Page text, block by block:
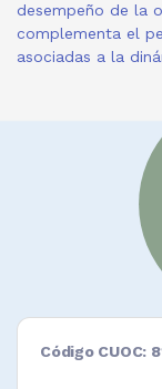
desempeño de la
complementa el
asociadas a la
Código CUOC: